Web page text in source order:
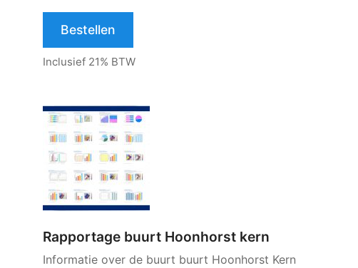
Bestellen
Inclusief 21% BTW
Rapportage buurt Hoonhorst kern
Informatie over de buurt buurt Hoonhorst Kern